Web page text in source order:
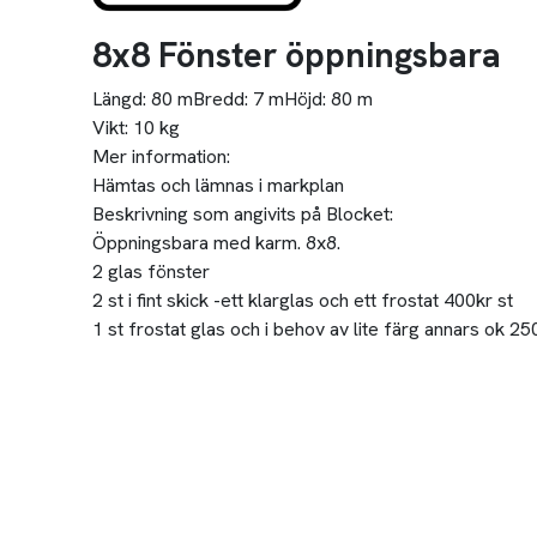
8x8 Fönster öppningsbara
Längd: 80 mBredd: 7 mHöjd: 80 m
Vikt: 10 kg
Mer information:
Hämtas och lämnas i markplan
Beskrivning som angivits på Blocket:
Öppningsbara med karm. 8x8.
2 glas fönster
2 st i fint skick -ett klarglas och ett frostat 400kr st
1 st frostat glas och i behov av lite färg annars ok